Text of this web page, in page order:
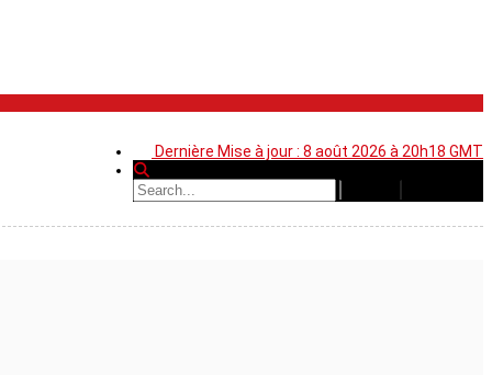
Dernière Mise à jour : 8 août 2026 à 20h18 GMT